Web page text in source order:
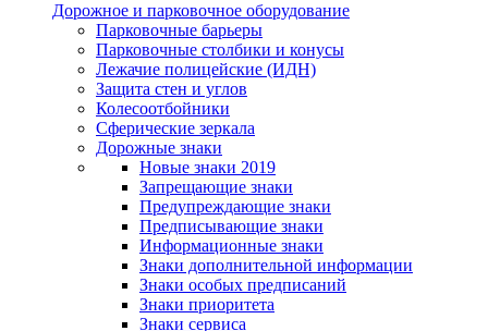
Дорожное и парковочное оборудование
Парковочные барьеры
Парковочные столбики и конусы
Лежачие полицейские (ИДН)
Защита стен и углов
Колесоотбойники
Сферические зеркала
Дорожные знаки
Новые знаки 2019
Запрещающие знаки
Предупреждающие знаки
Предписывающие знаки
Информационные знаки
Знаки дополнительной информации
Знаки особых предписаний
Знаки приоритета
Знаки сервиса